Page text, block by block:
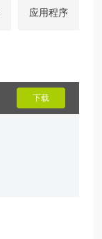
应用程序
下载